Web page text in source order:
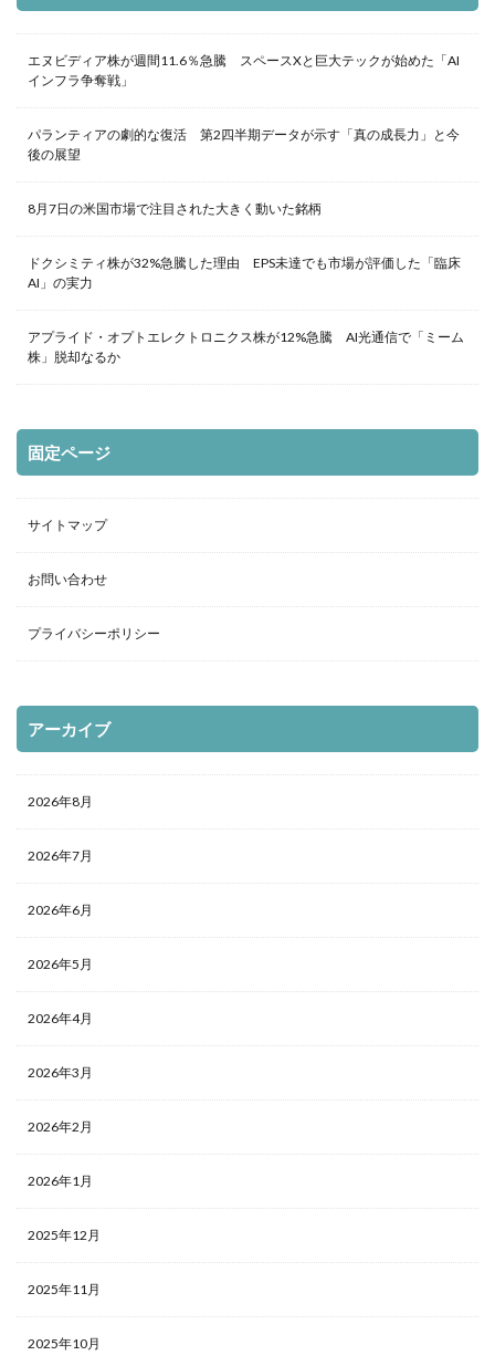
エヌビディア株が週間11.6％急騰 スペースXと巨大テックが始めた「AI
インフラ争奪戦」
パランティアの劇的な復活 第2四半期データが示す「真の成長力」と今
後の展望
8月7日の米国市場で注目された大きく動いた銘柄
ドクシミティ株が32%急騰した理由 EPS未達でも市場が評価した「臨床
AI」の実力
アプライド・オプトエレクトロニクス株が12%急騰 AI光通信で「ミーム
株」脱却なるか
固定ページ
サイトマップ
お問い合わせ
プライバシーポリシー
アーカイブ
2026年8月
2026年7月
2026年6月
2026年5月
2026年4月
2026年3月
2026年2月
2026年1月
2025年12月
2025年11月
2025年10月